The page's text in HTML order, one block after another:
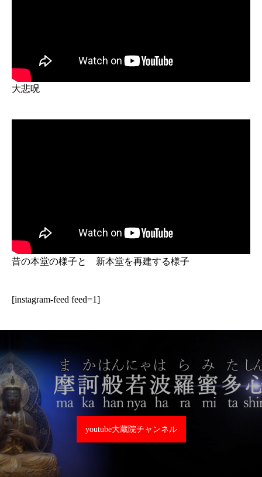
大悲呪
昔の本堂の様子と 新本堂を再建する様子
[instagram-feed feed=1]
youtube大蔵院チャンネル